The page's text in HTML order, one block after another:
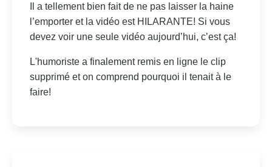
Il a tellement bien fait de ne pas laisser la haine
l’emporter et la vidéo est HILARANTE! Si vous
devez voir une seule vidéo aujourd’hui, c’est ça!
L'humoriste a finalement remis en ligne le clip
supprimé et on comprend pourquoi il tenait à le
faire!